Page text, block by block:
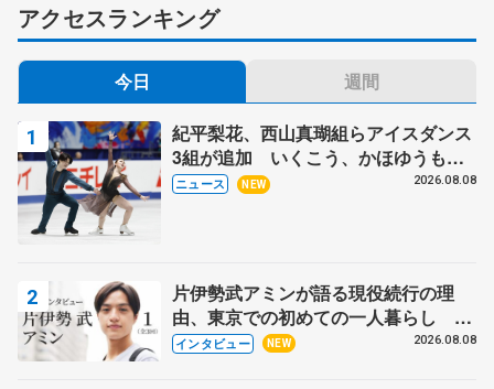
アクセスランキング
今日 週間
紀平梨花、西山真瑚組らアイスダンス
3組が追加 いくこう、かほゆうも、
木下グループ杯
ニュース NEW 2026.08.08
片伊勢武アミンが語る現役続行の理
由、東京での初めての一人暮らし 注
目スケーターの「今」に迫る
インタビュー NEW 2026.08.08